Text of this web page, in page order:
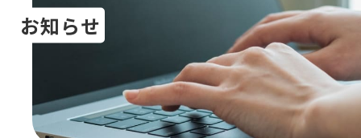
お知らせ